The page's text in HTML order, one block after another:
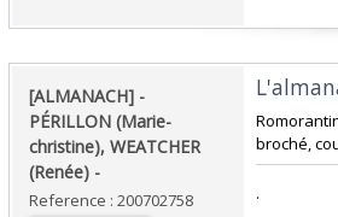
‎[ALMANACH] -
PÉRILLON (Marie-
christine), WEATCHER
(Renée) - ‎
Reference : 200702758
broché,
‎.‎